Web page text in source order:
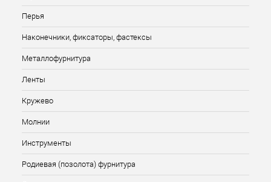
Перья
Наконечники, фиксаторы, фастексы
Металлофурнитура
Ленты
Кружево
Молнии
Инструменты
Родиевая (позолота) фурнитура